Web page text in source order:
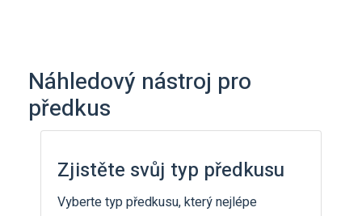
Náhledový nástroj pro
předkus
Zjistěte svůj typ předkusu
Vyberte typ předkusu, který nejlépe